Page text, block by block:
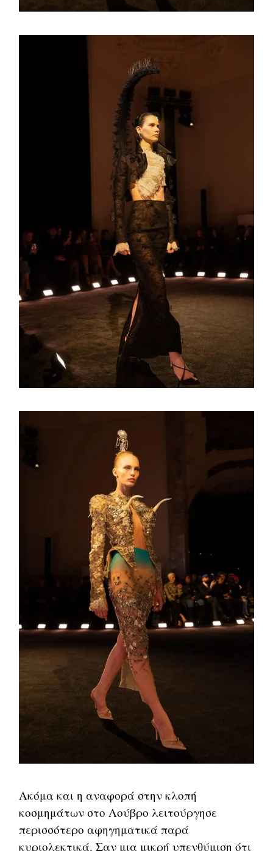
Ακόμα και η αναφορά στην κλοπή
κοσμημάτων στο Λούβρο λειτούργησε
περισσότερο αφηγηματικά παρά
κυριολεκτικά. Σαν μια μικρή υπενθύμιση ότι